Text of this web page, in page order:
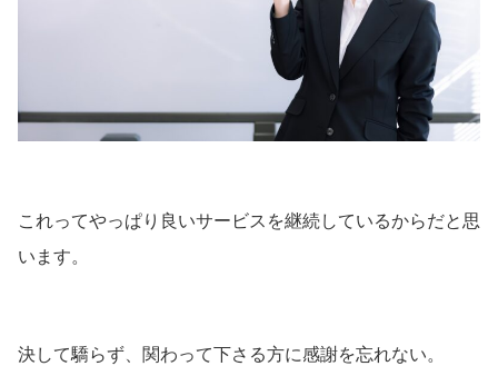
これってやっぱり良いサービスを継続しているからだと思
います。
決して驕らず、関わって下さる方に感謝を忘れない。